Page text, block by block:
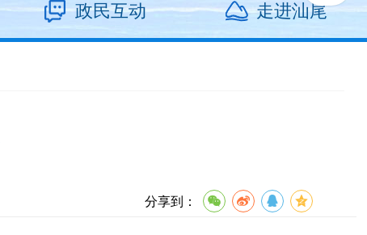
政民互动 走进汕尾
分享到：